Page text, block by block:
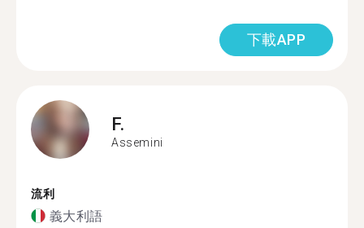
下載APP
F.
Assemini
流利
義大利語